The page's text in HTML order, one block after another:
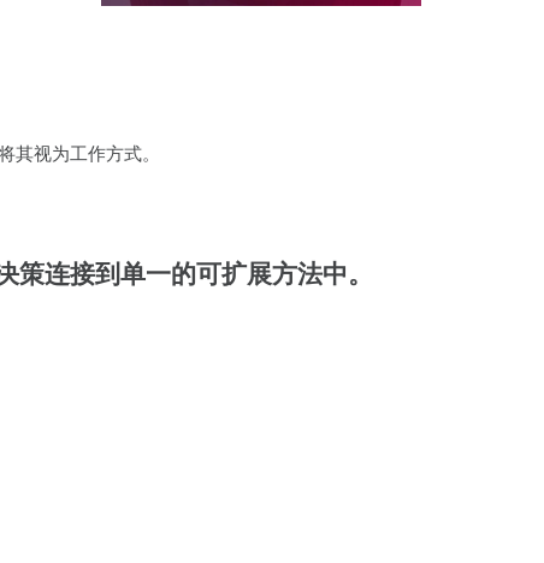
其视为工作方式。
连接到单一的可扩展方法中。